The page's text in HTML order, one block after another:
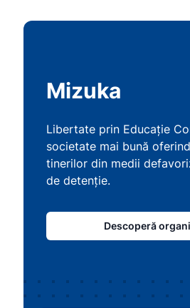
Mizuka
Libertate prin Educație
societate mai bună
tinerilor din medii
de detenție.
Descoperă